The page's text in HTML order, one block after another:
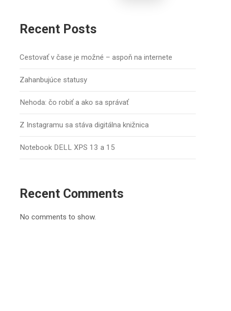
Recent Posts
Cestovať v čase je možné – aspoň na internete
Zahanbujúce statusy
Nehoda: čo robiť a ako sa správať
Z Instagramu sa stáva digitálna knižnica
Notebook DELL XPS 13 a 15
Recent Comments
No comments to show.